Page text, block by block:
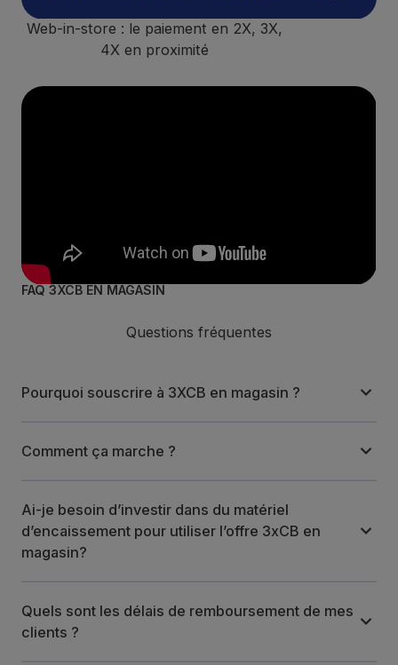
Web-in-store : le paiement en 2X, 3X,
4X en proximité
FAQ 3XCB EN MAGASIN
Questions fréquentes
Pourquoi souscrire à 3XCB en magasin ?
Comment ça marche ?
Ai-je besoin d’investir dans du matériel
d’encaissement pour utiliser l’offre 3xCB en
magasin?
Quels sont les délais de remboursement de mes
clients ?